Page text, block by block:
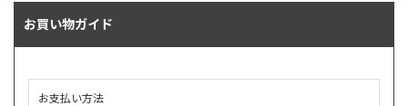
お買い物ガイド
お支払い方法